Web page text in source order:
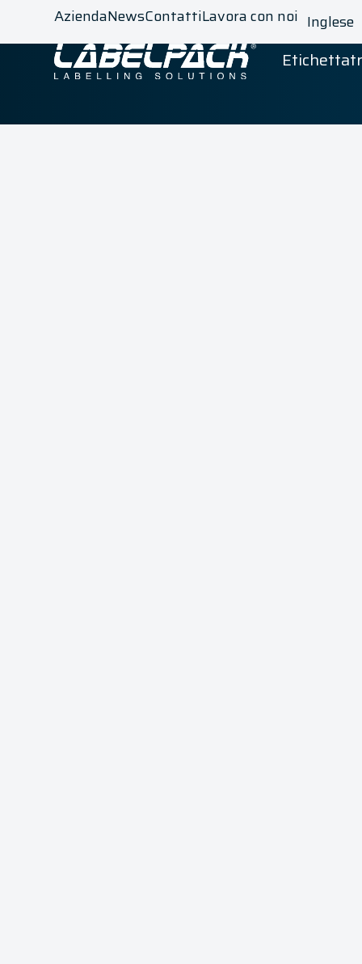
AziendaNewsContattiLavora con noi Inglese